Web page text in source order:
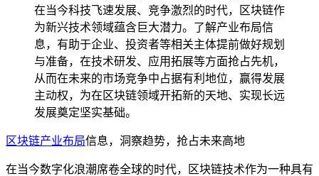
在当今科技飞速发展、竞争激烈的时代，区块链作
为新兴技术领域蕴含巨大潜力。了解产业布局信
息，有助于企业、投资者等相关主体提前做好规划
与准备，在技术研发、应用拓展等方面抢占先机，
从而在未来的市场竞争中占据有利地位，赢得发展
主动权，为在区块链领域开拓新的天地、实现长远
发展奠定坚实基础。
区块链产业布局信息，洞察趋势，抢占未来高地
在当今数字化浪潮席卷全球的时代，区块链技术作为一种具有